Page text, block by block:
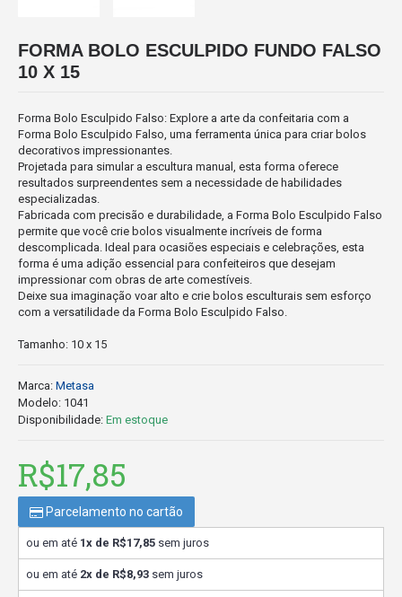
FORMA BOLO ESCULPIDO FUNDO FALSO
10 X 15
Forma Bolo Esculpido Falso: Explore a arte da confeitaria com a
Forma Bolo Esculpido Falso, uma ferramenta única para criar bolos
decorativos impressionantes.
Projetada para simular a escultura manual, esta forma oferece
resultados surpreendentes sem a necessidade de habilidades
especializadas.
Fabricada com precisão e durabilidade, a Forma Bolo Esculpido Falso
permite que você crie bolos visualmente incríveis de forma
descomplicada. Ideal para ocasiões especiais e celebrações, esta
forma é uma adição essencial para confeiteiros que desejam
impressionar com obras de arte comestíveis.
Deixe sua imaginação voar alto e crie bolos esculturais sem esforço
com a versatilidade da Forma Bolo Esculpido Falso.
Tamanho: 10 x 15
Marca: Metasa
Modelo: 1041
Disponibilidade: Em estoque
R$17,85
Parcelamento no cartão
ou em até 1x de R$17,85 sem juros
ou em até 2x de R$8,93 sem juros